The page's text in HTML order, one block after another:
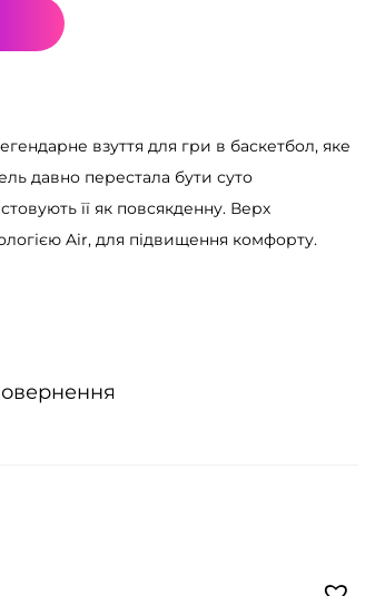
взуття для гри в баскетбол, яке
давно перестала бути суто
її як повсякденну. Верх
Air, для підвищення комфорту.